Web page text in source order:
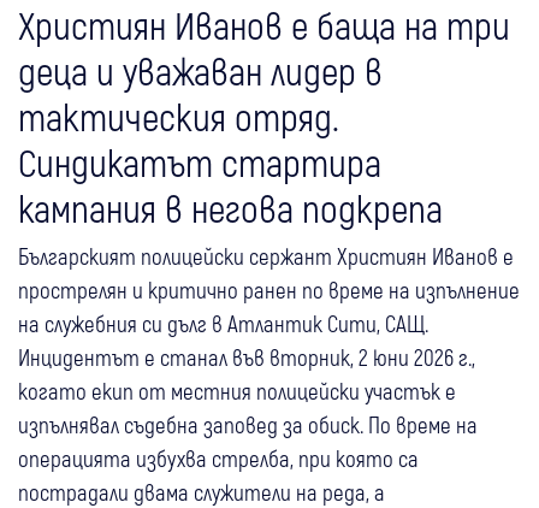
Християн Иванов е баща на три
деца и уважаван лидер в
тактическия отряд.
Синдикатът стартира
кампания в негова подкрепа
Българският полицейски сержант Християн Иванов е
прострелян и критично ранен по време на изпълнение
на служебния си дълг в Атлантик Сити, САЩ.
Инцидентът е станал във вторник, 2 юни 2026 г.,
когато екип от местния полицейски участък е
изпълнявал съдебна заповед за обиск. По време на
операцията избухва стрелба, при която са
пострадали двама служители на реда, а